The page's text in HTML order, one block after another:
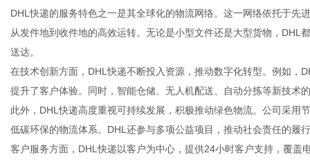
DHL快递的服务特色之一是其全球化的物流网络。这一网络依托于先
从发件地到收件地的高效运转。无论是小型文件还是大型货物，DHL
送达。
在技术创新方面，DHL快递不断投入资源，推动数字化转型。例如，
提升了客户体验。同时，智能仓储、无人机配送、自动分拣等新技术
此外，DHL快递高度重视可持续发展，积极推动绿色物流。公司采用
低碳环保的物流体系。DHL还参与多项公益项目，推动社会责任的履
客户服务方面，DHL快递以客户为中心，提供24小时客户支持，覆